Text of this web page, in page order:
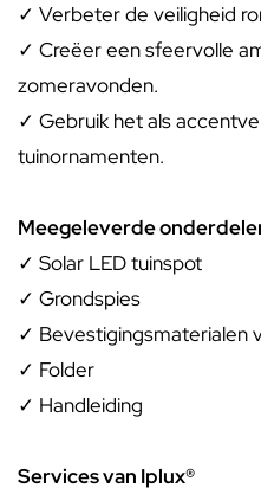
✓ Verbeter de veiligheid
✓ Creëer een sfeervolle
zomeravonden.
✓ Gebruik het als
tuinornamenten.
Meegeleverde
✓ Solar LED tuinspot
✓ Grondspies
✓ Bevestigingsmaterialen
✓ Folder
✓ Handleiding
Services van Iplux®